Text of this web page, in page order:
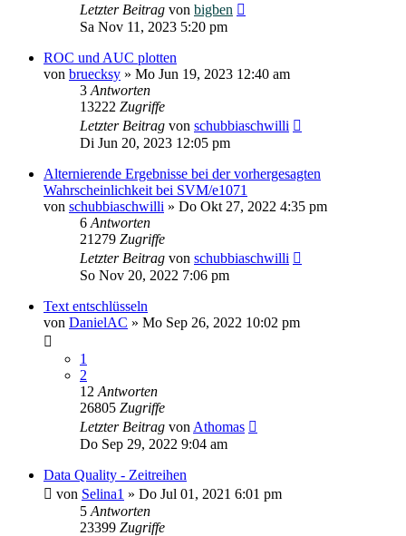
Letzter Beitrag von bigben
Sa Nov 11, 2023 5:20 pm
ROC und AUC plotten
von bruecksy » Mo Jun 19, 2023 12:40 am
3 Antworten
13222 Zugriffe
Letzter Beitrag von schubbiaschwilli
Di Jun 20, 2023 12:05 pm
Alternierende Ergebnisse bei der vorhergesagten
Wahrscheinlichkeit bei SVM/e1071
von schubbiaschwilli » Do Okt 27, 2022 4:35 pm
6 Antworten
21279 Zugriffe
Letzter Beitrag von schubbiaschwilli
So Nov 20, 2022 7:06 pm
Text entschlüsseln
von DanielAC » Mo Sep 26, 2022 10:02 pm
1
2
12 Antworten
26805 Zugriffe
Letzter Beitrag von Athomas
Do Sep 29, 2022 9:04 am
Data Quality - Zeitreihen
von Selina1 » Do Jul 01, 2021 6:01 pm
5 Antworten
23399 Zugriffe